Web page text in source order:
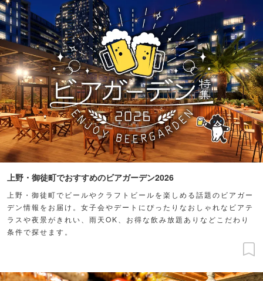
上野・御徒町でおすすめのビアガーデン2026
上野・御徒町でビールやクラフトビールを楽しめる話題のビアガー
デン情報をお届け。女子会やデートにぴったりなおしゃれなビアテ
ラスや夜景がきれい、雨天OK、お得な飲み放題ありなどこだわり
条件で探せます。